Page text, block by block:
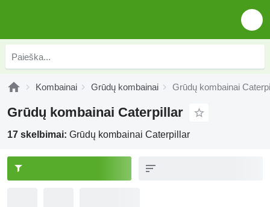
Kombainai Grūdų kombainai Grūdų kombainai
Grūdų kombainai Caterpillar
17 skelbimai: Grūdų kombainai Caterpillar